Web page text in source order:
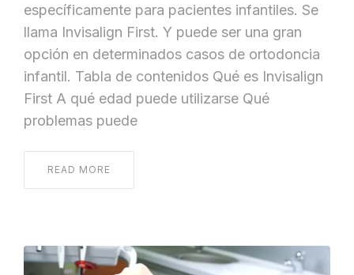
específicamente para pacientes infantiles. Se
llama Invisalign First. Y puede ser una gran
opción en determinados casos de ortodoncia
infantil. Tabla de contenidos Qué es Invisalign
First A qué edad puede utilizarse Qué
problemas puede
READ MORE